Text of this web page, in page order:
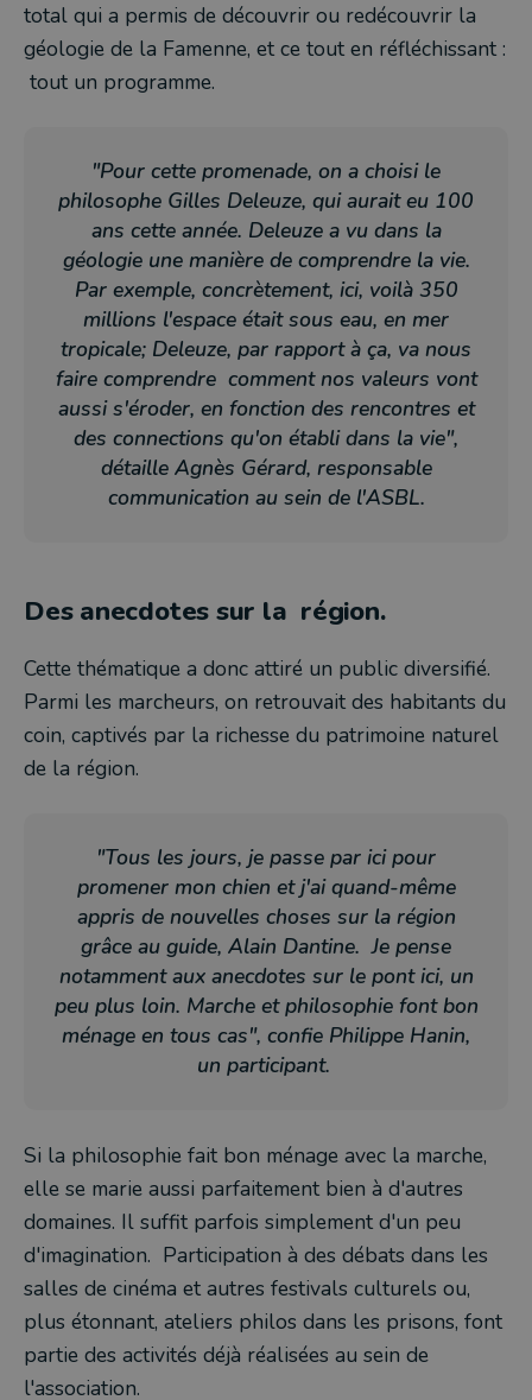
total qui a permis de découvrir ou redécouvrir la
géologie de la Famenne, et ce tout en réfléchissant :
tout un programme.
"Pour cette promenade, on a choisi le
philosophe Gilles Deleuze, qui aurait eu 100
ans cette année. Deleuze a vu dans la
géologie une manière de comprendre la vie.
Par exemple, concrètement, ici, voilà 350
millions l'espace était sous eau, en mer
tropicale; Deleuze, par rapport à ça, va nous
faire comprendre comment nos valeurs vont
aussi s'éroder, en fonction des rencontres et
des connections qu'on établi dans la vie",
détaille Agnès Gérard, responsable
communication au sein de l'ASBL.
Des anecdotes sur la région.
Cette thématique a donc attiré un public diversifié.
Parmi les marcheurs, on retrouvait des habitants du
coin, captivés par la richesse du patrimoine naturel
de la région.
"Tous les jours, je passe par ici pour
promener mon chien et j'ai quand-même
appris de nouvelles choses sur la région
grâce au guide, Alain Dantine. Je pense
notamment aux anecdotes sur le pont ici, un
peu plus loin. Marche et philosophie font bon
ménage en tous cas", confie Philippe Hanin,
un participant.
Si la philosophie fait bon ménage avec la marche,
elle se marie aussi parfaitement bien à d'autres
domaines. Il suffit parfois simplement d'un peu
d'imagination. Participation à des débats dans les
salles de cinéma et autres festivals culturels ou,
plus étonnant, ateliers philos dans les prisons, font
partie des activités déjà réalisées au sein de
l'association.